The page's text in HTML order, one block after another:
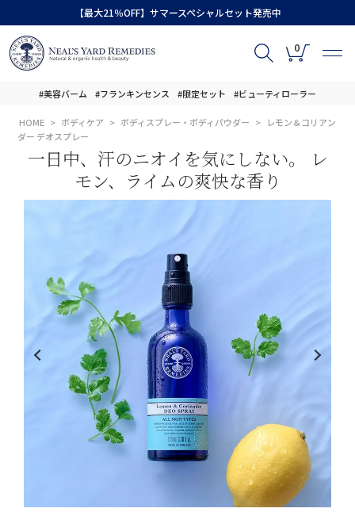
【最大21％OFF】サマースペシャルセット発売中
0
#美容バーム #フランキンセンス #限定セット #ビューティローラー
HOME ボディケア ボディスプレー・ボディパウダー
レモン＆コリアン
ダー デオスプレー
一日中、汗のニオイを気にしない。 レ
モン、ライムの爽快な香り